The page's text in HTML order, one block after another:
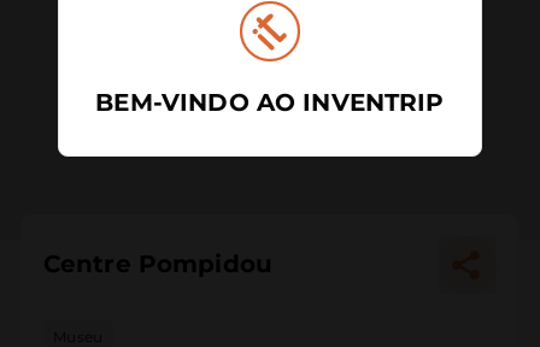
Centre Pompidou
BEM-VINDO AO INVENTRIP